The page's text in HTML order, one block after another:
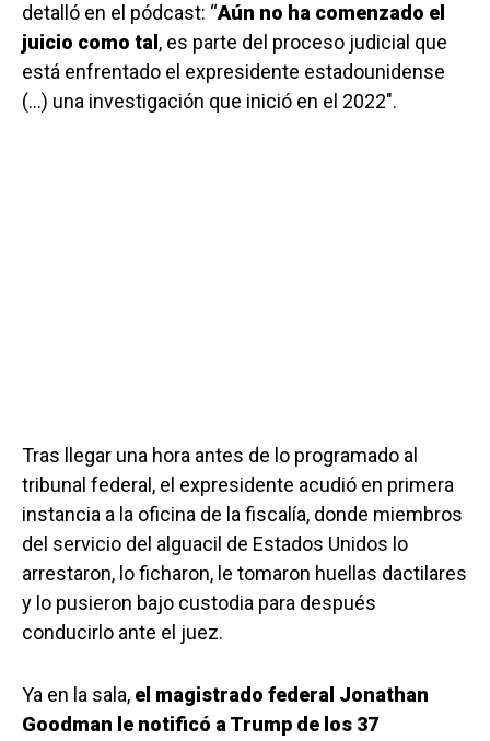
detalló en el pódcast: “Aún no ha comenzado el
juicio como tal , es parte del proceso judicial que
está enfrentado el expresidente estadounidense
(…) una investigación que inició en el 2022″.
Tras llegar una hora antes de lo programado al
tribunal federal, el expresidente acudió en primera
instancia a la oficina de la fiscalía, donde miembros
del servicio del alguacil de Estados Unidos lo
arrestaron, lo ficharon, le tomaron huellas dactilares
y lo pusieron bajo custodia para después
conducirlo ante el juez.
Ya en la sala, el magistrado federal Jonathan
Goodman le notificó a Trump de los 37